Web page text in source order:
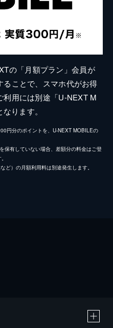
の「月額プラン」会員が
ことで、スマホ代がお得
用には別途「U-NEXT M
ります。
円分のポイントを、U-NEXT MOBILEの
保有していない場合、差額分の料金はご登
ど）の月額利用料は別途発生します。